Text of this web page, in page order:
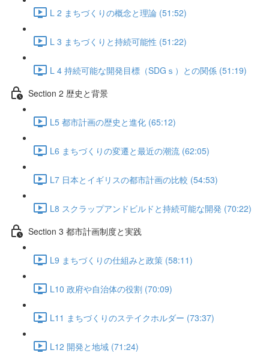
L 2 まちづくりの概念と理論 (51:52)
L 3 まちづくりと持続可能性 (51:22)
L 4 持続可能な開発目標（SDGｓ）との関係 (51:19)
Section 2 歴史と背景
L5 都市計画の歴史と進化 (65:12)
L6 まちづくりの変遷と最近の潮流 (62:05)
L7 日本とイギリスの都市計画の比較 (54:53)
L8 スクラップアンドビルドと持続可能な開発 (70:22)
Section 3 都市計画制度と実践
L9 まちづくりの仕組みと政策 (58:11)
L10 政府や自治体の役割 (70:09)
L11 まちづくりのステイクホルダー (73:37)
L12 開発と地域 (71:24)